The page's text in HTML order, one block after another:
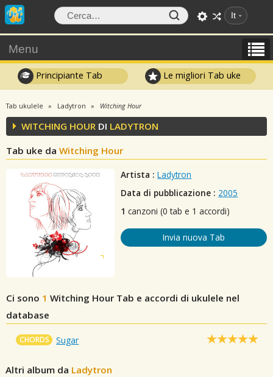
It
Menu
Principiante Tab Le migliori Tab uke
Tab ukulele Ladytron Witching Hour
WITCHING HOUR DI LADYTRON
Tab uke da Witching Hour
Artista : Ladytron
Data di pubblicazione : 2005
1 canzoni (0 tab e 1 accordi)
Invia nuova Tab
Ci sono 1 Witching Hour Tab e accordi di ukulele nel
database
CHORDS Sugar
Altri album da Ladytron